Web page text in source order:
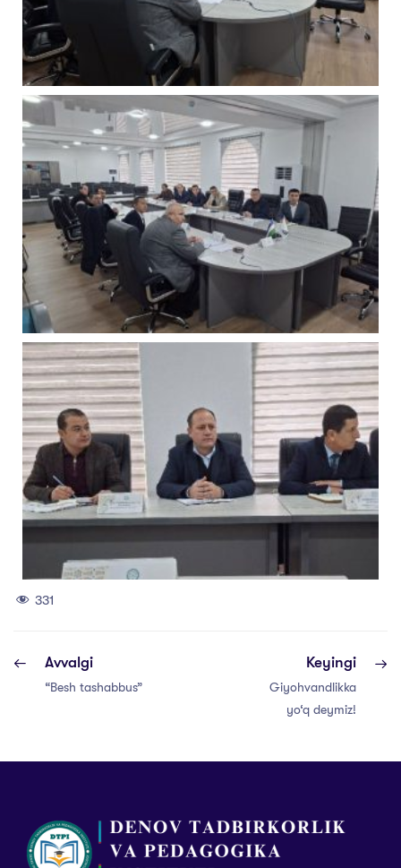
331
Avvalgi
“Besh tashabbus”
Keyingi
Giyohvandlikka
yo‘q deymiz!